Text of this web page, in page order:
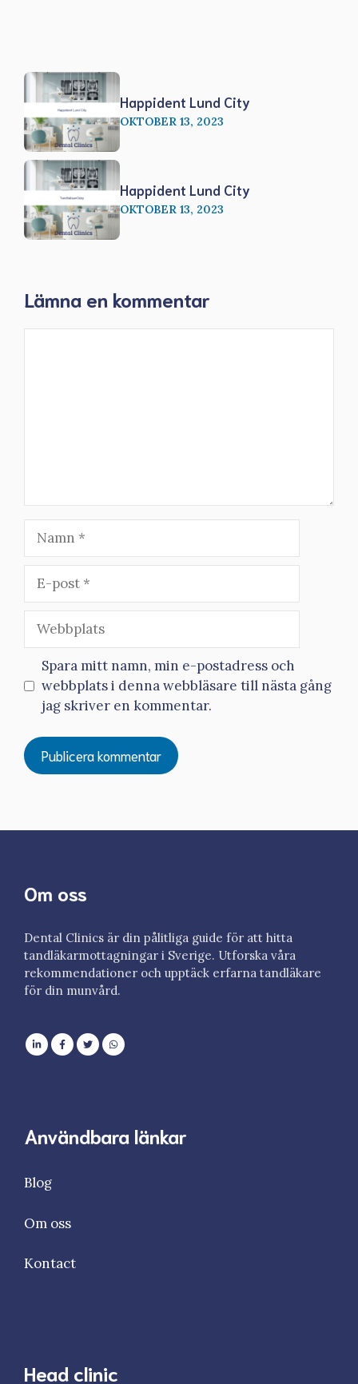
Happident Lund City
OKTOBER 13, 2023
Happident Lund City
OKTOBER 13, 2023
Lämna en kommentar
post
Webbplats
Spara mitt namn, min e-postadress och
webbplats i denna webbläsare till nästa gång
jag skriver en kommentar.
Om oss
Dental Clinics är din pålitliga guide för att hitta
tandläkarmottagningar i Sverige. Utforska våra
rekommendationer och upptäck erfarna tandläkare
för din munvård.
Användbara länkar
Blog
Om oss
Kontact
Head clinic